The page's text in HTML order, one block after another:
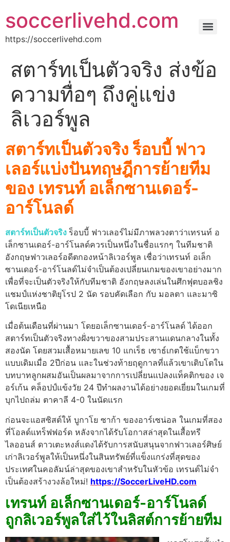
soccerlivehd.com
https://soccerlivehd.com
สตาร์ทเป็นตัวจริง ส่งข้อ
ความทื่อๆ ถึงคู่แข่ง
ลิเวอร์พูล
สตาร์ทเป็นตัวจริง ร็อบบี้ ฟาว
เลอร์แบ่งปันทฤษฎีการย้ายทีม
ของ เทรนท์ อเล็กซานเดอร์-
อาร์โนลด์
สตาร์ทเป็นตัวจริง ร็อบบี้ ฟาวเลอร์ไม่มีภาพลวงตาว่าเทรนท์ อ
เล็กซานเดอร์-อาร์โนลด์ควรเป็นหนึ่งในชื่อแรกๆ ในทีมชาติ
อังกฤษฟาวเลอร์อดีตกองหน้าลิเวอร์พูล เชื่อว่าเทรนท์ อเล็ก
ซานเดอร์-อาร์โนลด์ไม่จําเป็นต้องเปลี่ยนเกมของเขาอย่างมาก
เพื่อที่จะเป็นตัวจริงให้กับทีมชาติ อังกฤษลงเล่นในศึกฟุตบอลชิง
แชมป์แห่งชาติยุโรป 2 นัด รอบคัดเลือก กับ มอลตา และมาซิ
โดเนียเหนือ
เมื่อต้นเดือนที่ผ่านมา โดยอเล็กซานเดอร์-อาร์โนลด์ ได้ออก
สตาร์ทเป็นตัวจริงทางฝั่งขวาของสามประสานแดนกลางในทั้ง
สองนัด โดยสวมเสื้อหมายเลข 10 แกเร็ธ เซาธ์เกตใช้แบ็กขวา
แบบเดิมเมื่อ 2ปีก่อน และในช่วงท้ายฤดูกาลที่แล้วเขาเติบโตใน
บทบาทลูกผสมอันเป็นผลมาจากการเปลี่ยนแปลงแท็คติกของ เจ
อร์เก้น คล็อปป์แข้งวัย 24 ปีทําผลงานได้อย่างยอดเยี่ยมในเกมที่
บุกไปถล่ม ตาคาลี 4-0 ในนัดแรก
ก่อนจะแอสซิสต์ให้ บูกาโย ซาก้า ของอาร์เซน่อล ในเกมที่สอง
ที่โอลด์แทร็ฟฟอร์ด หลังจากได้รับโอกาสล่าสุดในเสื้อทรี
ไลออนส์ ดาวเตะหงส์แดงได้รับการสนับสนุนจากฟาวเลอร์ศิษย์
เก่าลิเวอร์พูลให้เป็นหนึ่งในสินทรัพย์ที่แข็งแกร่งที่สุดของ
ประเทศในคอลัมน์ล่าสุดของเขาสําหรับในหัวข้อ เทรนต์ไม่จํา
เป็นต้องสร้างวงล้อใหม่! https://SoccerLiveHD.com
เทรนท์ อเล็กซานเดอร์-อาร์โนลด์
ถูกลิเวอร์พูลใส่ไว้ในลิสต์การย้ายทีม